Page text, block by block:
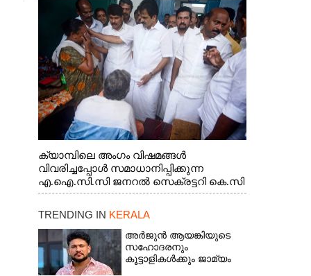
ജനറൽ സെക്രട്ടറി കെ.സി
വേണുഗോപാൽ എം.പി കുരുന്നിനെ
എടുത്ത് ലാളിച്ചപ്പോൾ. സഹകരണ-
എക്സൈസ് വകുപ്പ് മന്ത്രി എം. ലിജു,
കൃഷിവകുപ്പ് മന്ത്രി ടി. സിദ്ദിഖ്, റെജി
ചെറിയാൻ എം. എൽ. എ എന്നിവർ സമീപം
ക്യാമ്പിലെ അംഗം വിഷമങ്ങൾ
വിവരിച്ചപ്പോൾ സമാധാനിപ്പിക്കുന്ന
എ.ഐ.സി.സി ജനറൽ സെക്രട്ടറി കെ.സി
വേണുഗോപാൽ എം.പി. സഹകരണ-
എന്നിവർ
TRENDING IN KERALA
അർജുൻ ആയങ്കിയുടെ
സഹോദരനും
കൂട്ടാളികൾക്കും ജാമ്യം